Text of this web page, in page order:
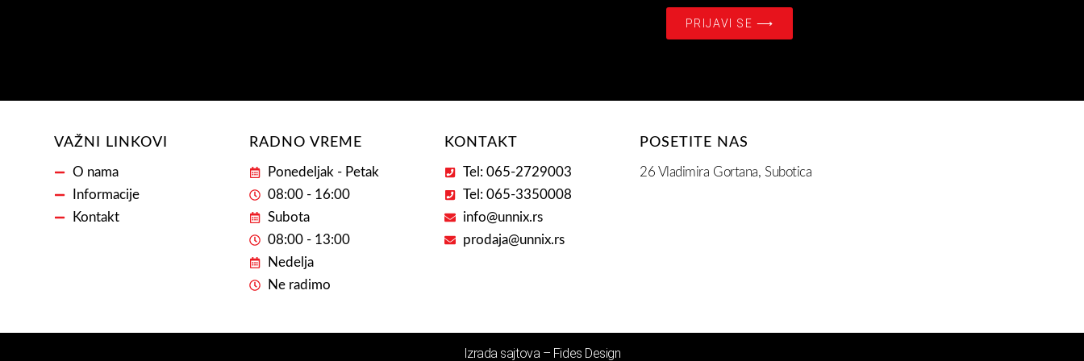
na
Adresu
PRIJAVI SE ⟶
VAŽNI LINKOVI
O nama
Informacije
Kontakt
RADNO VREME
Ponedeljak - Petak
08:00 - 16:00
Subota
08:00 - 13:00
Nedelja
Ne radimo
KONTAKT
Tel: 065-2729003
Tel: 065-3350008
info@unnix.rs
prodaja@unnix.rs
POSETITE NAS
26 Vladimira Gortana, Subotica
Izrada sajtova – Fides Design